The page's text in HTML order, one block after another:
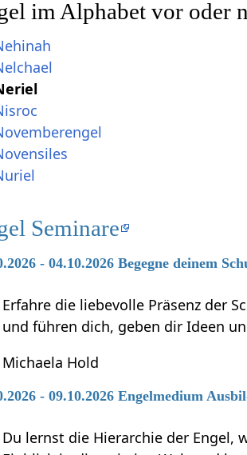
im Alphabet vor oder
Seminare
- 04.10.2026 Begegne deinem
Erfahre die liebevolle Präsenz der
und führen dich, geben dir Ideen
Michaela Hold
- 09.10.2026 Engelmedium
Du lernst die Hierarchie der